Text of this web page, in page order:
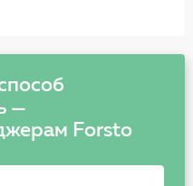
—
Forsto